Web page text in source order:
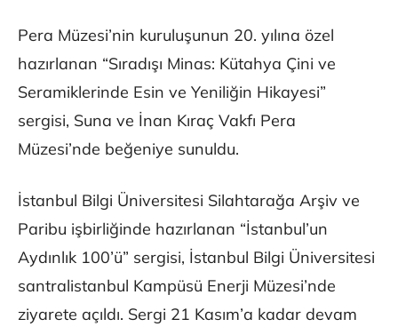
Pera Müzesi’nin kuruluşunun 20. yılına özel
hazırlanan “Sıradışı Minas: Kütahya Çini ve
Seramiklerinde Esin ve Yeniliğin Hikayesi”
sergisi, Suna ve İnan Kıraç Vakfı Pera
Müzesi’nde beğeniye sunuldu.
İstanbul Bilgi Üniversitesi Silahtarağa Arşiv ve
Paribu işbirliğinde hazırlanan “İstanbul’un
Aydınlık 100’ü” sergisi, İstanbul Bilgi Üniversitesi
santralistanbul Kampüsü Enerji Müzesi’nde
ziyarete açıldı. Sergi 21 Kasım’a kadar devam